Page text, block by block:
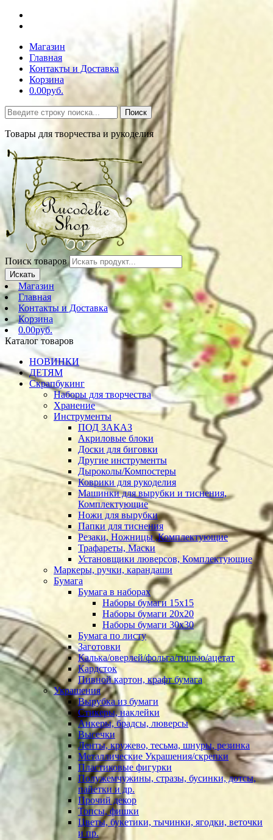
Магазин
Главная
Контакты и Доставка
Корзина
0.00руб.
Поиск
Товары для творчества и рукоделия
Поиск товаров
Искать
Магазин
Главная
Контакты и Доставка
Корзина
0.00руб.
Каталог товаров
НОВИНКИ
ДЕТЯМ
Скрапбукинг
Наборы для творчества
Хранение
Инструменты
ПОД ЗАКАЗ
Акриловые блоки
Доски для биговки
Другие инструменты
Дыроколы/Компостеры
Коврики для рукоделия
Машинки для вырубки и тиснения,
Комплектующие
Ножи для вырубки
Папки для тиснения
Резаки, Ножницы ,Комплектующие
Трафареты, Маски
Установщики люверсов, Комплектующие
Маркеры, ручки, карандаши
Бумага
Бумага в наборах
Наборы бумаги 15х15
Наборы бумаги 20х20
Наборы бумаги 30х30
Бумага по листу
Заготовки
Калька/оверлей/фольга/тишью/ацетат
Кардсток
Пивной картон, крафт бумага
Украшения
Вырубка из бумаги
Стикеры, наклейки
Анкеры, брадсы, люверсы
Высечки
Ленты, кружево, тесьма, шнуры, резинка
Металлические Украшения/скрепки
Пластиковые фигурки
Полужемчужины, стразы, бусинки, дотсы,
пайетки и др.
Прочий декор
Топсы, фишки
Цветы, букетики, тычинки, ягодки, веточки
и пр.